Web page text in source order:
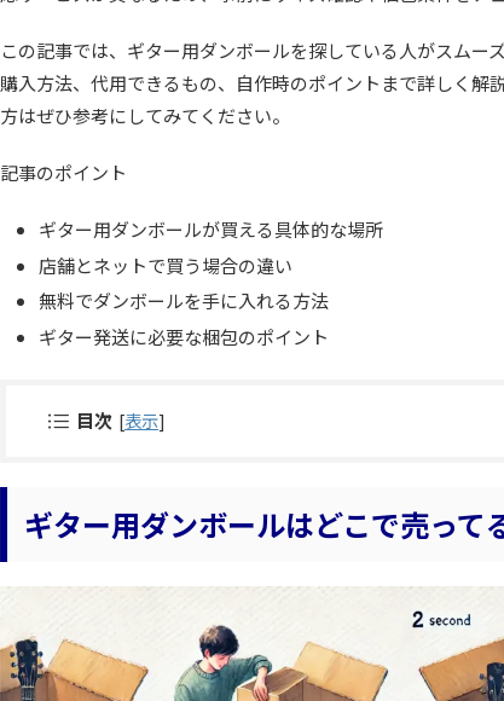
この記事では、ギター用ダンボールを探している人がスムー
購入方法、代用できるもの、自作時のポイントまで詳しく解
方はぜひ参考にしてみてください。
記事のポイント
ギター用ダンボールが買える具体的な場所
店舗とネットで買う場合の違い
無料でダンボールを手に入れる方法
ギター発送に必要な梱包のポイント
目次 [表示]
ギター用ダンボールはどこで売って